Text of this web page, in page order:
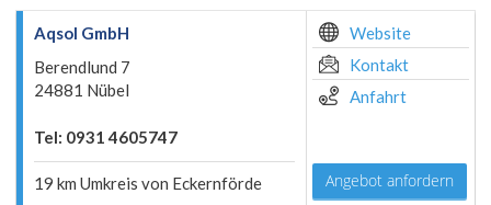
Aqsol GmbH
Berendlund 7
24881 Nübel
Tel: 0931 4605747
19 km Umkreis von Eckernförde
Website
Kontakt
Anfahrt
Angebot anfordern